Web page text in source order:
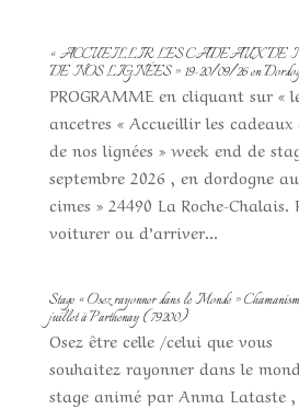
« ACCUEILLIR LES CADEAUX DE
DE NOS LIGNÉES » 19-20/09/26 en
PROGRAMME en cliquant sur «
ancetres « Accueillir les
de nos lignées » week end de
septembre 2026 , en dordogne
cimes » 24490 La Roche-
voiturer ou d’arriver...
Stage « Osez rayonner dans le Monde »
juillet à Parthenay ( 79200)
Osez être celle /celui que vous
souhaitez rayonner dans le
stage animé par Anma Lataste